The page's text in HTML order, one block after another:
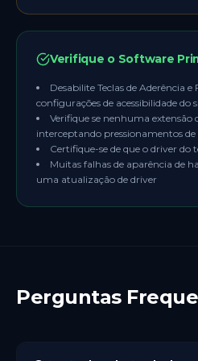
Verifique o Software
Desabilite Teclas de Aderência e
configurações de acessibilidade do
Verifique se nenhuma extensão
interceptando pressionamentos de
Certifique-se de que o driver do
Muitas falhas de aparência de
uma atualização de driver
Perguntas